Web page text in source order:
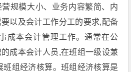
规模大小、业务内容繁简、内
以及会计工作分工的要求,配备
成本会计管理工作。通常在公
成本会计人员,在班组一级设兼
班组经济核算。班组经济核算是